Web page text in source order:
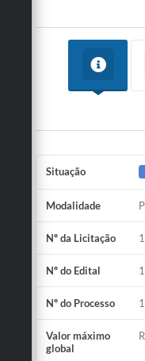
Situação
Modalidade
Nº da Licitação
Nº do Edital
Nº do Processo
Valor máximo
global